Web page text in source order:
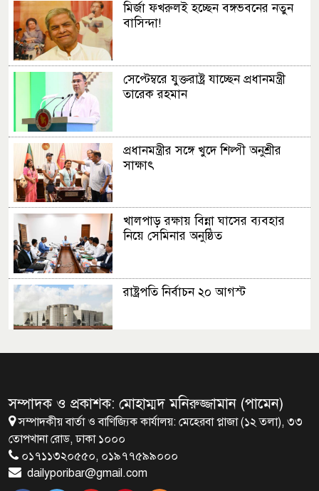
মির্জা ফখরুলই হচ্ছেন বঙ্গভবনের নতুন
বাসিন্দা!
সেপ্টেম্বরে যুক্তরাষ্ট্র যাচ্ছেন প্রধানমন্ত্রী
তারেক রহমান
প্রধানমন্ত্রীর সঙ্গে খুদে শিল্পী অনুশ্রীর
সাক্ষাৎ
খালপাড় রক্ষায় বিন্না ঘাসের ব্যবহার
নিয়ে সেমিনার অনুষ্ঠিত
রাষ্ট্রপতি নির্বাচন ২০ আগস্ট
জাতীয়তাবাদ, জুলাই ও ভবিষ্যতের
সম্পাদক ও প্রকাশক: মোহাম্মদ মনিরুজ্জামান (পামেন)
সম্পাদকীয় বার্তা ও বাণিজ্যিক কার্যালয়: মেহেরবা প্লাজা (১২ তলা), ৩৩
তোপখানা রোড, ঢাকা ১০০০
০১৭১১৩২০৫৫০, ০১৯৭৭৫৯৯০০০
dailyporibar@gmail.com